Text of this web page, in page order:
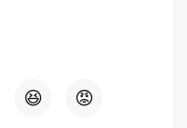
😆 😡